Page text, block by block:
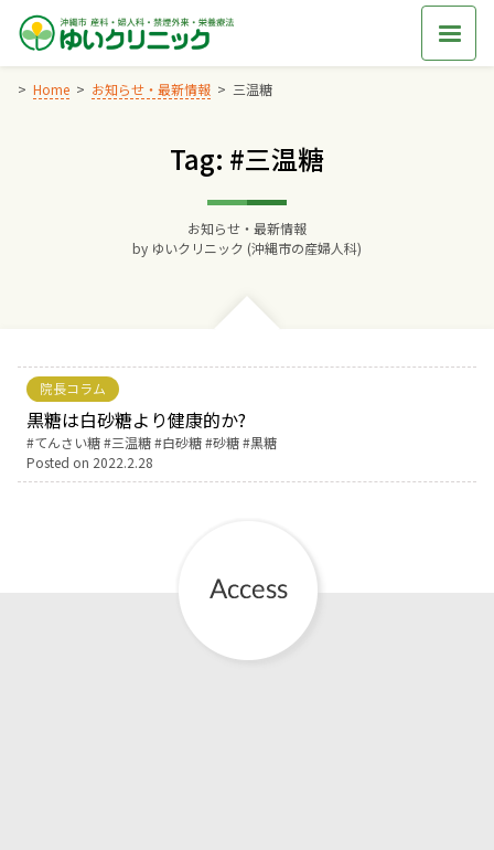
Skip
content
Home お知らせ・最新情報 三温糖
Tag: #三温糖
お知らせ・最新情報
by ゆいクリニック (沖縄市の産婦人科)
院長コラム
黒糖は白砂糖より健康的か?
Tags:
てんさい糖 三温糖 白砂糖 砂糖 黒糖
Posted on 2022.2.28
Home
交通アクセス
診療料金
妊婦健診
親と子の結びつき支援
母乳育児